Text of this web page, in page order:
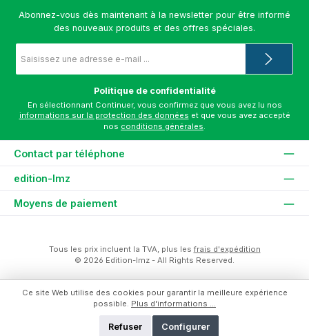
Abonnez-vous dès maintenant à la newsletter pour être informé
des nouveaux produits et des offres spéciales.
e-
*
Politique de confidentialité
informations sur la protection des données et que vous avez accepté
nos conditions générales
Contact par téléphone
edition-lmz
Moyens de paiement
Tous les prix incluent la TVA, plus lesfrais d'expédition
© 2026 Edition-lmz - All Rights Reserved.
Ce site Web utilise des cookies pour garantir la meilleure expérience
possible. Plus d'informations ...
Refuser Configurer